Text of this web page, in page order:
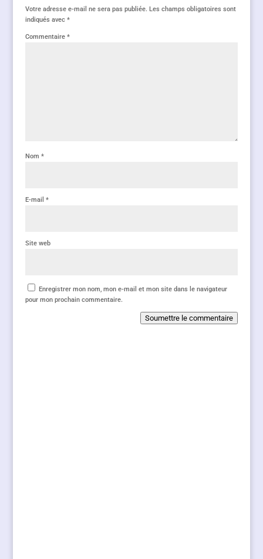
Votre adresse e-mail ne sera pas publiée. Les champs obligatoires sont
indiqués avec *
Commentaire *
Nom *
E-mail *
Site web
Enregistrer mon nom, mon e-mail et mon site dans le navigateur
pour mon prochain commentaire.
Soumettre le commentaire